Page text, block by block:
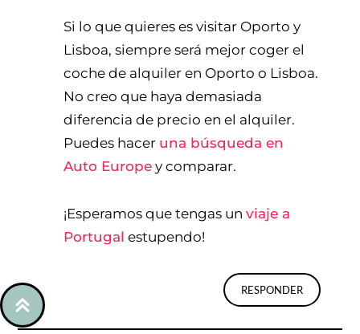
Si lo que quieres es visitar Oporto y
Lisboa, siempre será mejor coger el
coche de alquiler en Oporto o Lisboa.
No creo que haya demasiada
diferencia de precio en el alquiler.
Puedes hacer una búsqueda en
Auto Europey comparar.
¡Esperamos que tengas un viaje a
Portugal estupendo!
RESPONDER